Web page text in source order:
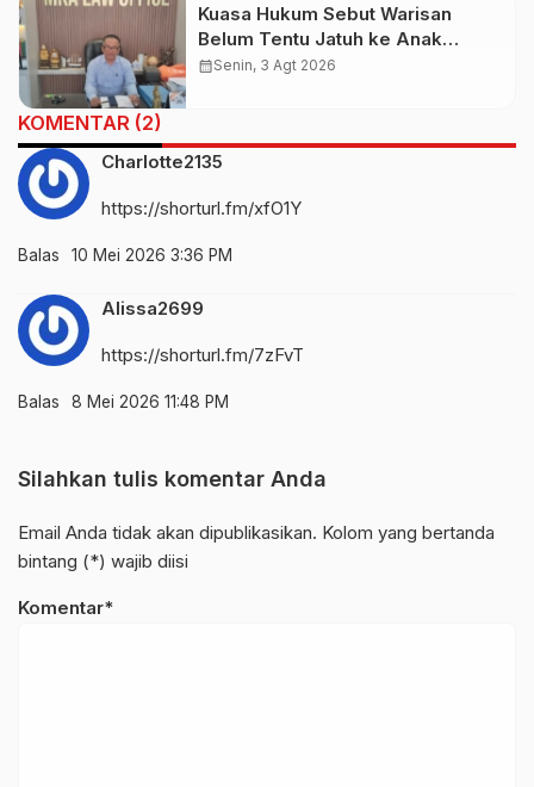
Kuasa Hukum Sebut Warisan
Belum Tentu Jatuh ke Anak
Kandung, Jero Mangku “Merusak
calendar_monthSenin, 3 Agt 2026
KOMENTAR (2)
Charlotte2135
https://shorturl.fm/xfO1Y
Balas 10 Mei 2026 3:36 PM
Alissa2699
https://shorturl.fm/7zFvT
Balas 8 Mei 2026 11:48 PM
Silahkan tulis komentar Anda
Email Anda tidak akan dipublikasikan. Kolom yang bertanda
bintang (*) wajib diisi
Komentar*